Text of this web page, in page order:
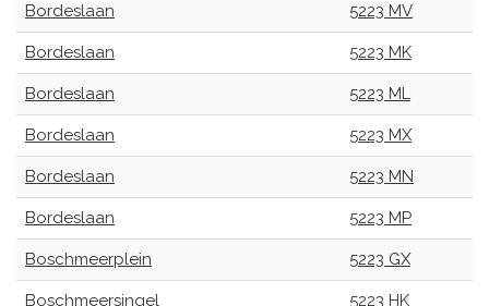
Bordeslaan 5223 MV
Bordeslaan 5223 MK
Bordeslaan 5223 ML
Bordeslaan 5223 MX
Bordeslaan 5223 MN
Bordeslaan 5223 MP
Boschmeerplein 5223 GX
Boschmeersingel 5223 HK